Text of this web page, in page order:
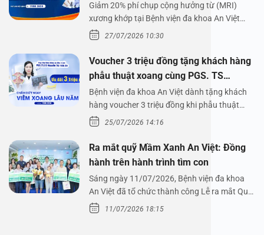
Giảm 20% phí chụp cộng hưởng từ (MRI)
xương khớp tại Bệnh viện đa khoa An Việt
Bệnh viện đa…
27/07/2026 10:30
Voucher 3 triệu đồng tặng khách hàng
phẫu thuật xoang cùng PGS. TS
Nguyễn Thị Hoài An
Bệnh viện đa khoa An Việt dành tặng khách
hàng voucher 3 triệu đồng khi phẫu thuật
xoang cùng PGS.…
25/07/2026 14:16
Ra mắt quỹ Mầm Xanh An Việt: Đồng
hành trên hành trình tìm con
Sáng ngày 11/07/2026, Bệnh viện đa khoa
An Việt đã tổ chức thành công Lễ ra mắt Quỹ
Mầm Xanh…
11/07/2026 18:15